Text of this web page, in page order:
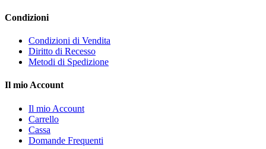
Condizioni
Condizioni di Vendita
Diritto di Recesso
Metodi di Spedizione
Il mio Account
Il mio Account
Carrello
Cassa
Domande Frequenti